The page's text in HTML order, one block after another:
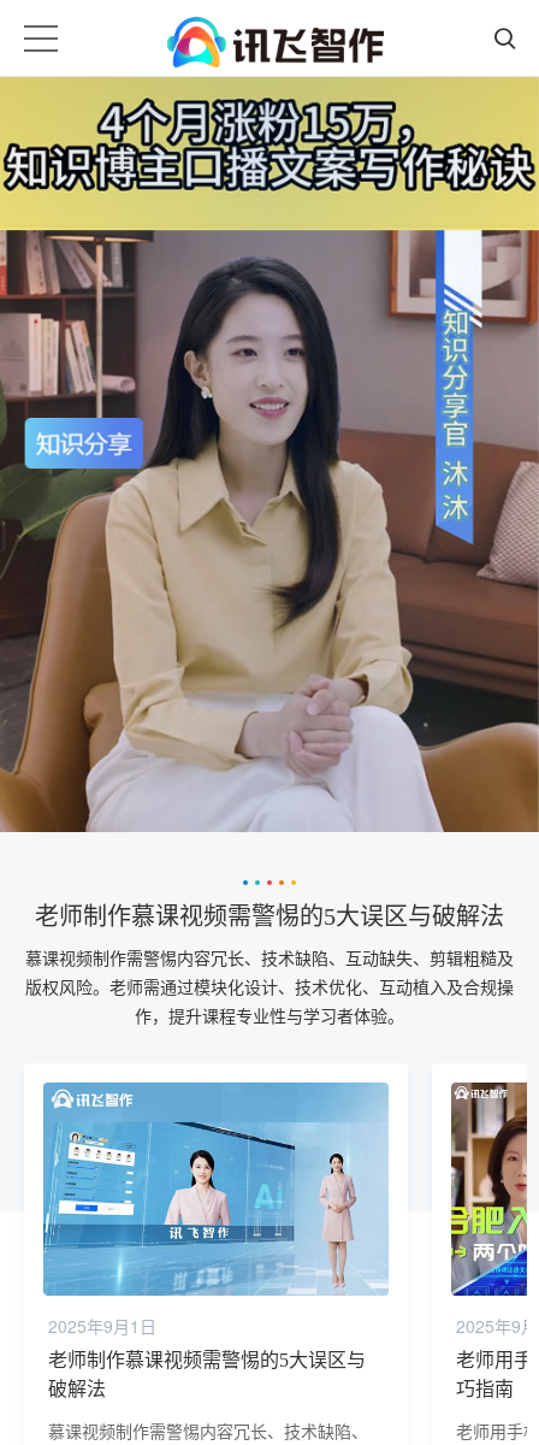
老师制作慕课视频需警惕的5大误区与破解法
慕课视频制作需警惕内容冗长、技术缺陷、互动缺失、剪辑粗糙及
版权风险。老师需通过模块化设计、技术优化、互动植入及合规操
作，提升课程专业性与学习者体验。
2025年9月1日
老师制作慕课视频需警惕的5大误区与
破解法
慕课视频制作需警惕内容冗长、技术缺陷、
2025年9
老师用手
巧指南
老师用手